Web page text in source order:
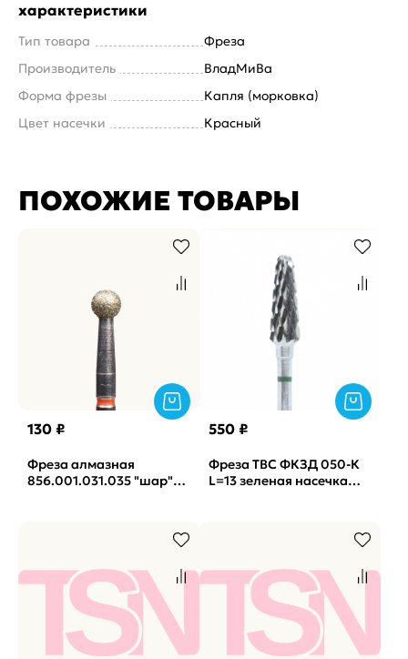
характеристики
Тип товара
Фреза
Производитель
ВладМиВа
Форма фрезы
Капля (морковка)
Цвет насечки
Красный
ПОХОЖИЕ ТОВАРЫ
130 ₽
Фреза алмазная
856.001.031.035 "шар"
550 ₽
Фреза ТВС ФКЗД 050-К
L=13 зеленая насечка